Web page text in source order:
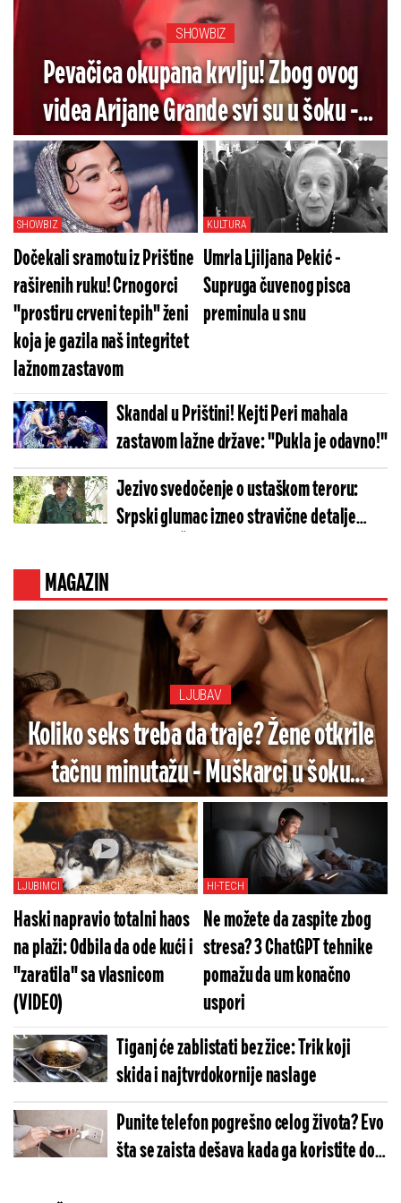
SHOWBIZ
Pevačica okupana krvlju! Zbog ovog
videa Arijane Grande svi su u šoku -
Pogledajte koliko je jezivo (VIDEO)
SHOWBIZ
Dočekali sramotu iz Prištine
raširenih ruku! Crnogorci
"prostiru crveni tepih" ženi
koja je gazila naš integritet
lažnom zastavom
KULTURA
Umrla Ljiljana Pekić -
Supruga čuvenog pisca
preminula u snu
Skandal u Prištini! Kejti Peri mahala
zastavom lažne države: "Pukla je odavno!"
Jezivo svedočenje o ustaškom teroru:
Srpski glumac izneo stravične detalje
MAGAZIN
LJUBAV
Koliko seks treba da traje? Žene otkrile
tačnu minutažu - Muškarci u šoku
(ANKETA)
LJUBIMCI
Haski napravio totalni haos
na plaži: Odbila da ode kući i
"zaratila" sa vlasnicom
(VIDEO)
HI-TECH
Ne možete da zaspite zbog
stresa? 3 ChatGPT tehnike
pomažu da um konačno
uspori
Tiganj će zablistati bez žice: Trik koji
skida i najtvrdokornije naslage
Punite telefon pogrešno celog života? Evo
šta se zaista dešava kada ga koristite dok